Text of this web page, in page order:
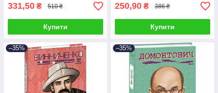
331,50 ₴ 510 ₴
Купити
250,90 ₴ 386 ₴
Купити
–35% –35%